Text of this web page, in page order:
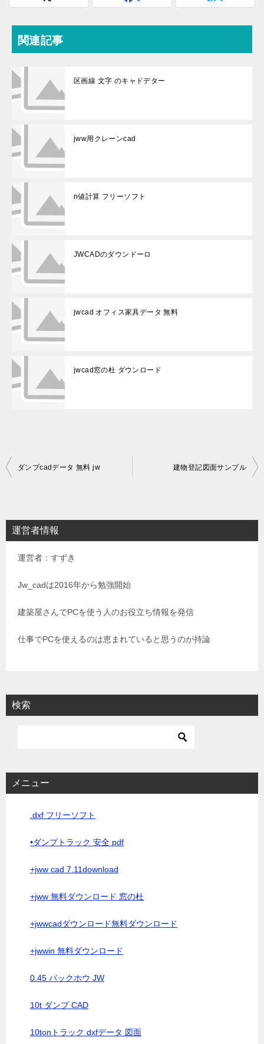
関連記事
区画線 文字 のキャドデター
jww用クレーンcad
n値計算 フリーソフト
JWCADのダウンドーロ
jwcad オフィス家具データ 無料
jwcad窓の杜 ダウンロード
投
ビ
ゲ
ダンプcadデータ 無料 jw 建物登記図面サンプル
運営者情報
運営者：すずき
Jw_cadは2016年から勉強開始
建築屋さんでPCを使う人のお役立ち情報を発信
仕事でPCを使えるのは恵まれていると思うのが持論
検索
メニュー
.dxf フリーソフト
•ダンプトラック 安全 pdf
+jww cad 7.11download
+jww 無料ダウンロード 窓の杜
+jwwcadダウンロード無料ダウンロード
+jwwin 無料ダウンロード
0.45 バックホウ JW
10t ダンプ CAD
10tonトラック dxfデータ 図面